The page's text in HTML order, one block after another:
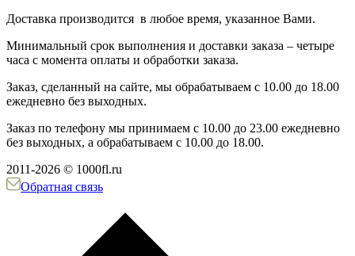
Доставка производится в любое время, указанное Вами.
Минимальный срок выполнения и доставки заказа – четыре
часа с момента оплаты и обработки заказа.
Заказ, сделанный на сайте, мы обрабатываем с 10.00 до 18.00
ежедневно без выходных.
Заказ по телефону мы принимаем с 10.00 до 23.00 ежедневно
без выходных, а обрабатываем с 10.00 до 18.00.
2011-2026 © 1000fl.ru
Обратная связь